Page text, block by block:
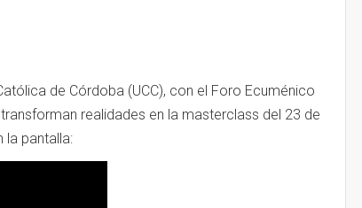
de Córdoba (UCC), con el Foro Ecuménico
realidades en la masterclass del 23 de
la pantalla: